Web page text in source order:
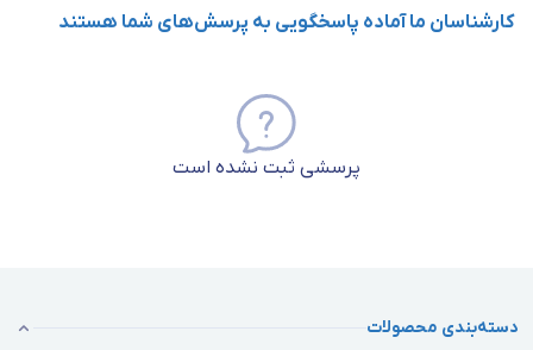
کارشناسان ما آماده پاسخگویی به پرسش‌های شما هستند
پرسشی ثبت نشده است
دسته‌بندی محصولات